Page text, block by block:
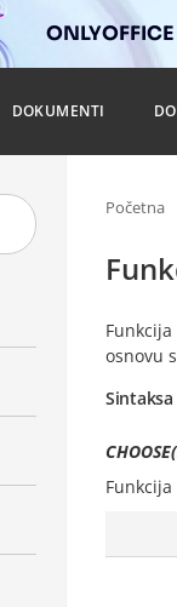
DOKUMENTI
Početna
Funkcija
osnovu
Sintaksa
Funkcija